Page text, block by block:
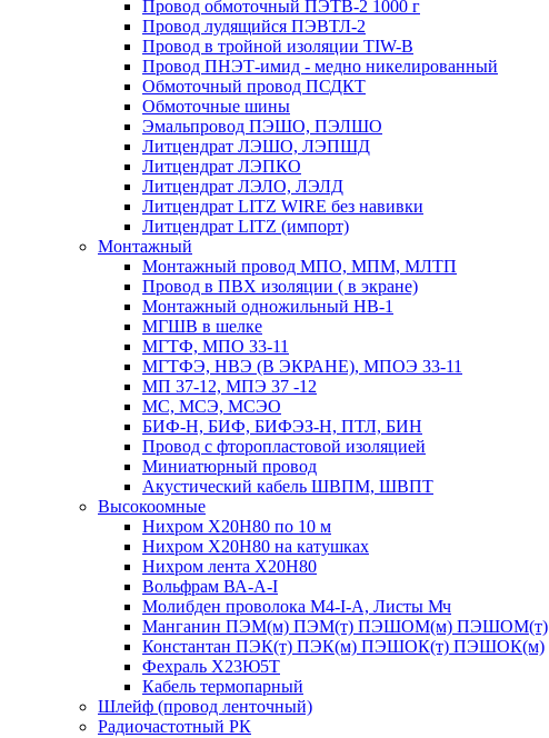
Провод обмоточный ПЭТВ-2 1000 г
Провод лудящийся ПЭВТЛ-2
Провод в тройной изоляции TIW-B
Провод ПНЭТ-имид - медно никелированный
Обмоточный провод ПСДКТ
Обмоточные шины
Эмальпровод ПЭШО, ПЭЛШО
Литцендрат ЛЭШО, ЛЭПШД
Литцендрат ЛЭПКО
Литцендрат ЛЭЛО, ЛЭЛД
Литцендрат LITZ WIRE без навивки
Литцендрат LITZ (импорт)
Монтажный
Монтажный провод МПО, МПМ, МЛТП
Провод в ПВХ изоляции ( в экране)
Монтажный одножильный HB-1
МГШВ в шелке
МГТФ, МПО 33-11
МГТФЭ, НВЭ (В ЭКРАНЕ), МПОЭ 33-11
МП 37-12, МПЭ 37 -12
МС, МСЭ, МСЭО
БИФ-Н, БИФ, БИФЭЗ-Н, ПТЛ, БИН
Провод с фторопластовой изоляцией
Миниатюрный провод
Акустический кабель ШВПМ, ШВПТ
Высокоомные
Нихром Х20Н80 по 10 м
Нихром Х20Н80 на катушках
Нихром лента Х20Н80
Вольфрам ВА-А-I
Молибден проволока М4-I-А, Листы Мч
Манганин ПЭМ(м) ПЭМ(т) ПЭШОМ(м) ПЭШОМ(т)
Константан ПЭК(т) ПЭК(м) ПЭШОК(т) ПЭШОК(м)
Фехраль Х23Ю5Т
Кабель термопарный
Шлейф (провод ленточный)
Радиочастотный РК